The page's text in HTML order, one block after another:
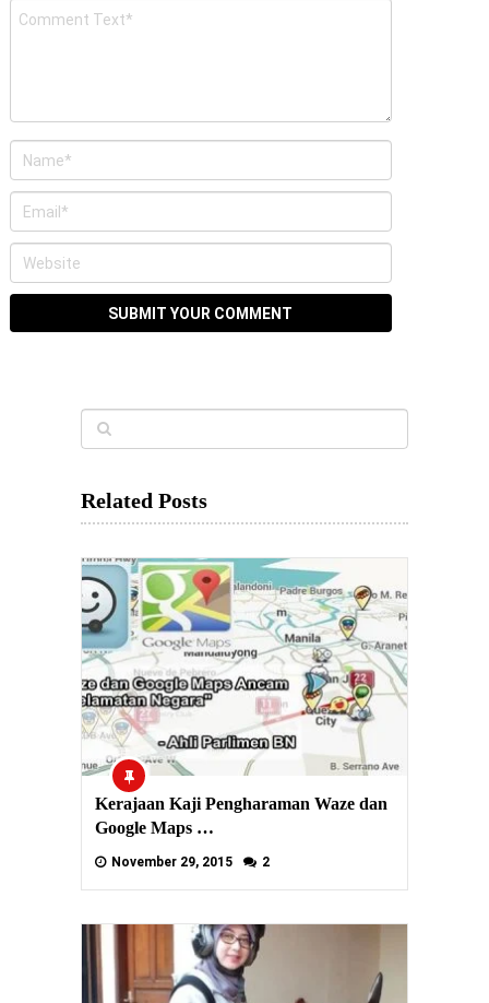
Related Posts
Kerajaan Kaji Pengharaman Waze dan
Google Maps …
November 29, 2015 2